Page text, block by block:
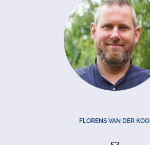
FLORENS VAN DER KOOI